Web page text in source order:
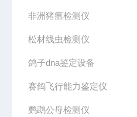
非洲猪瘟检测仪
松材线虫检测仪
鸽子dna鉴定设备
赛鸽飞行能力鉴定仪
鹦鹉公母检测仪